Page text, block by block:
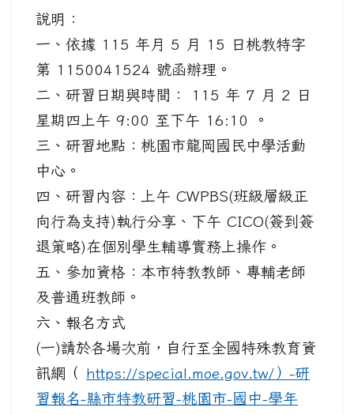
說明：
一、依據 115 年月 5 月 15 日桃教特字
第 1150041524 號函辦理。
二、研習日期與時間： 115 年 7 月 2 日
星期四上午 9:00 至下午 16:10 。
三、研習地點：桃園市龍岡國民中學活動
中心。
四、研習內容：上午 CWPBS(班級層級正
向行為支持)執行分享、下午 CICO(簽到簽
退策略)在個別學生輔導實務上操作。
五、參加資格：本市特教教師、專輔老師
及普通班教師。
六、報名方式
(一)請於各場次前，自行至全國特殊教育資
訊網（ https://special.moe.gov.tw/）-研
習報名-縣市特教研習-桃園市-國中-學年